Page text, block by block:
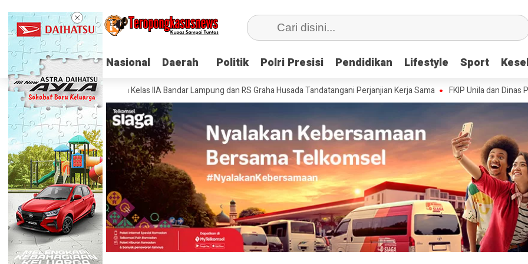
Nasional Daerah Politik Polri Presisi Pendidikan Lifestyle Sport
Nasional Daerah Politik Polri Presisi Pendidikan Lifestyle Sport
Lapas Narkotika Kelas IIA Bandar Lampung dan RS Graha Husada Tandatangani Perjanjian Kerja Sama FKIP Unila dan Dinas Pendidikan